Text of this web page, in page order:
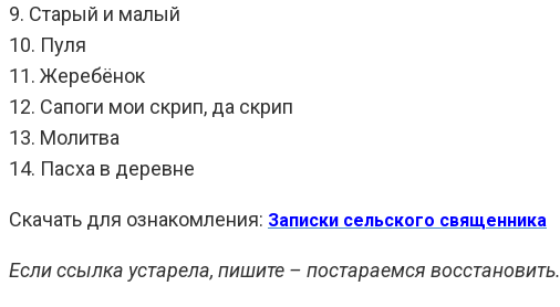
9. Старый и малый
10. Пуля
11. Жеребёнок
12. Сапоги мои скрип, да скрип
13. Молитва
14. Пасха в деревне
Скачать для ознакомления: Записки сельского священника
Если ссылка устарела, пишите – постараемся восстановить.